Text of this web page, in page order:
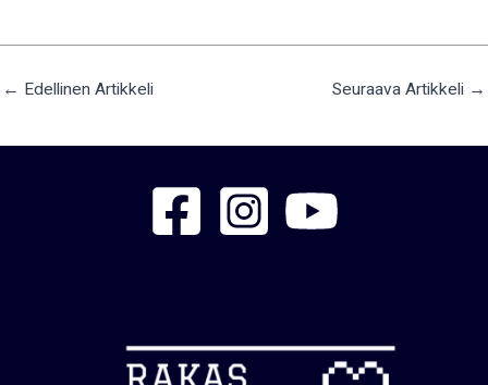
← Edellinen Artikkeli Seuraava Artikkeli →